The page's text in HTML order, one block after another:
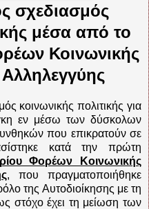
σχεδιασμός
μέσα από το
Κοινωνικής
κοινωνικής πολιτικής για
εν μέσω των δύσκολων
που επικρατούν σε
κατά την πρώτη
Φορέων Κοινωνικής
, που πραγματοποιήθηκε
της Αυτοδιοίκησης με τη
στόχο έχει τη μείωση των